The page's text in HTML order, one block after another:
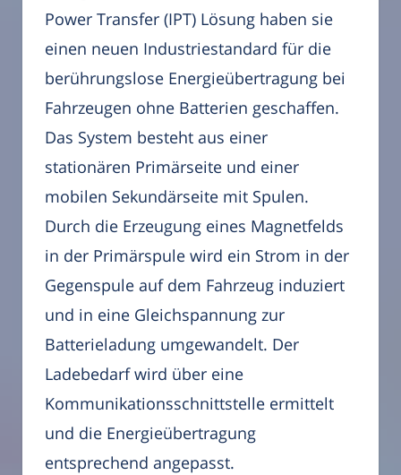
Power Transfer (IPT) Lösung haben sie
einen neuen Industriestandard für die
berührungslose Energieübertragung bei
Fahrzeugen ohne Batterien geschaffen.
Das System besteht aus einer
stationären Primärseite und einer
mobilen Sekundärseite mit Spulen.
Durch die Erzeugung eines Magnetfelds
in der Primärspule wird ein Strom in der
Gegenspule auf dem Fahrzeug induziert
und in eine Gleichspannung zur
Batterieladung umgewandelt. Der
Ladebedarf wird über eine
Kommunikationsschnittstelle ermittelt
und die Energieübertragung
entsprechend angepasst.